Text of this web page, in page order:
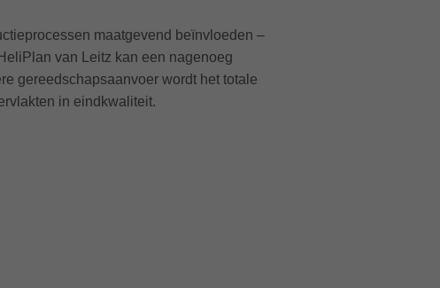
maatgevend beïnvloeden –
van Leitz kan een nagenoeg
gereedschapsaanvoer wordt het totale
in eindkwaliteit.